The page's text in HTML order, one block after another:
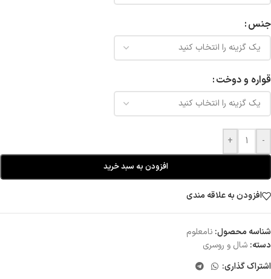
جنس
قواره و دوخت
-
+
افزودن به سبد خرید
افزودن به علاقه مندی
شناسه محصول: نامعلوم
دسته: شال و روسری
اشتراک گذاری: